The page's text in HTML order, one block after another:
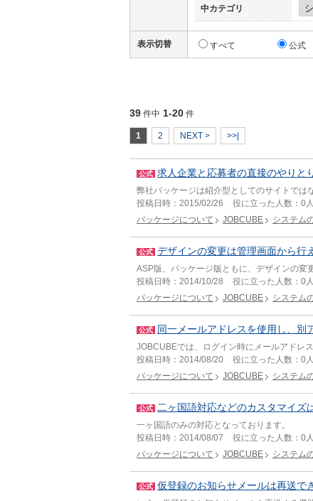
中カテゴリ
表示切替 すべて 公式
39 件中 1-20 件
1 2 NEXT > >>|
公式 求人企業と応募者の直接のやりと
弊社パッケージは紹介型としてのサイトで
投稿日時： 2015/02/26 役に立った人数： 0人
パッケージについて
JOBCUBE システム
公式 デザインの変更は管理画面から行
ASP版、パッケージ版ともに、デザインの
投稿日時： 2014/10/28 役に立った人数： 0人
パッケージについて
JOBCUBE システム
公式 同一メールアドレスを使用し、別
JOBCUBEでは、ログイン時にメールアドレ
投稿日時： 2014/08/20 役に立った人数： 0人
パッケージについて
JOBCUBE システム
公式 二ヶ国語対応などのカスタマイズ
一ヶ国語のみの対応となっております。
投稿日時： 2014/08/07 役に立った人数： 0人
パッケージについて
JOBCUBE システム
公式 仮登録のお知らせメールは再送で